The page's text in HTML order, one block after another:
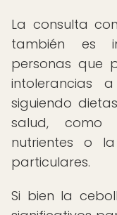
La consulta
también es
personas que
intolerancias
siguiendo
salud, como
nutrientes o
particulares.
Si bien la